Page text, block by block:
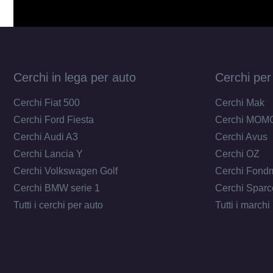
Cerchi in lega per auto
Cerchi Fiat 500
Cerchi Ford Fiesta
Cerchi Audi A3
Cerchi Lancia Y
Cerchi Volkswagen Golf
Cerchi BMW serie 1
Tutti i cerchi per auto
Cerchi
Cerchi Mak
Cerchi
Cerchi Avus
Cerchi OZ
Cerchi
Cerchi
Tutti i marchi